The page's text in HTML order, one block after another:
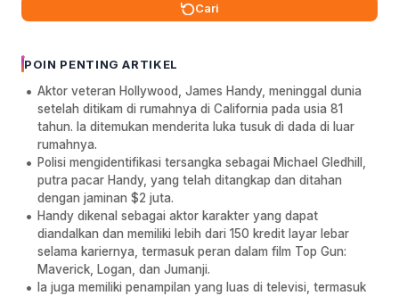
Cari
POIN PENTING ARTIKEL
Aktor veteran Hollywood, James Handy, meninggal dunia
setelah ditikam di rumahnya di California pada usia 81
tahun. Ia ditemukan menderita luka tusuk di dada di luar
rumahnya.
Polisi mengidentifikasi tersangka sebagai Michael Gledhill,
putra pacar Handy, yang telah ditangkap dan ditahan
dengan jaminan $2 juta.
Handy dikenal sebagai aktor karakter yang dapat
diandalkan dan memiliki lebih dari 150 kredit layar lebar
selama kariernya, termasuk peran dalam film Top Gun:
Maverick, Logan, dan Jumanji.
Ia juga memiliki penampilan yang luas di televisi, termasuk